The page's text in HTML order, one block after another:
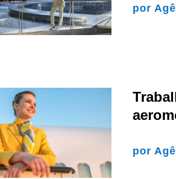
por
por